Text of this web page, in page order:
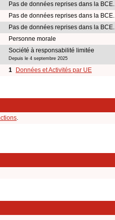
Pas de données reprises dans la BCE.
Pas de données reprises dans la BCE.
Pas de données reprises dans la BCE.
Personne morale
Société à responsabilité limitée
Depuis le 4 septembre 2025
1 Données et Activités par UE
.